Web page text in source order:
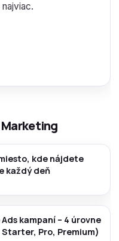
kde nájdete
každý deň
kampaní – 4 úrovne
Pro, Premium)